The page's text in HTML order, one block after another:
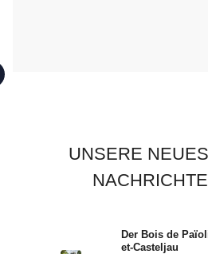
UNSERE
Der Bois de
et-Casteljau